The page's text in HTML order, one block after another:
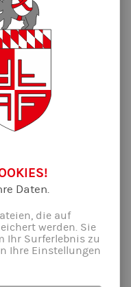
von 9 - 12 Uhr
Daten.
die auf
werden. Sie
Ihr Surferlebnis zu
Ihre Einstellungen